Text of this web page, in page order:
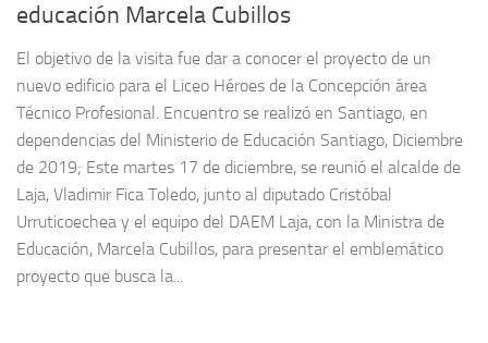
educación Marcela Cubillos
El objetivo de la visita fue dar a conocer el proyecto de un
nuevo edificio para el Liceo Héroes de la Concepción área
Técnico Profesional. Encuentro se realizó en Santiago, en
dependencias del Ministerio de Educación Santiago, Diciembre
de 2019; Este martes 17 de diciembre, se reunió el alcalde de
Laja, Vladimir Fica Toledo, junto al diputado Cristóbal
Urruticoechea y el equipo del DAEM Laja, con la Ministra de
Educación, Marcela Cubillos, para presentar el emblemático
proyecto que busca la...